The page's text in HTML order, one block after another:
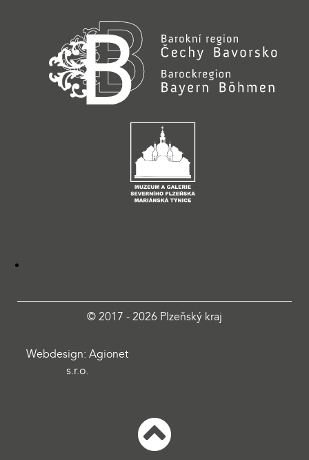
© 2017 - 2026 Plzeňský kraj
Webdesign: Agionet
s.r.o.